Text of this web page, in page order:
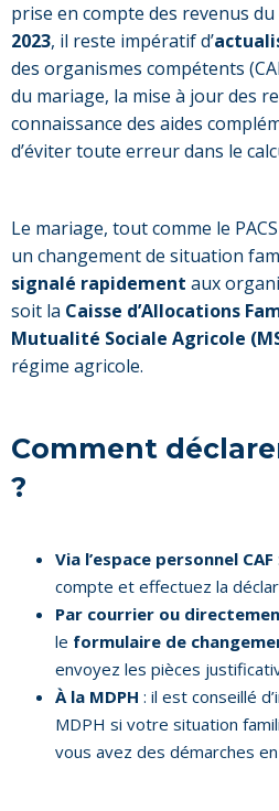
prise en compte des revenus
2023, il reste impératif d’
des organismes compétents
du mariage, la mise à jour des
connaissance des aides
d’éviter toute erreur dans le
Le mariage, tout comme le
un changement de situation
signalé rapidement aux
soit la Caisse d’Allocations
Mutualité Sociale Agricole
régime agricole.
Comment
?
Via l’espace personnel CAF
compte et effectuez la
Par courrier ou
le formulaire de
envoyez les pièces
À la MDPH : il est conseillé
MDPH si votre situation
vous avez des démarches